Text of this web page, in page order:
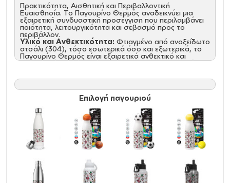
Πρακτικότητα, Αισθητική και Περιβαλλοντική
Ευαισθησία. Το Παγουρίνο Θερμός αναδεικνύει μια
εξαιρετική συνδυαστική προσέγγιση που περιλαμβάνει
ποιότητα, λειτουργικότητα και σεβασμό προς το
περιβάλλον.
Υλικό και Ανθεκτικότητα: Φτιαγμένο από ανοξείδωτο
ατσάλι (304), τόσο εσωτερικά όσο και εξωτερικά, το
Παγουρίνο Θερμός είναι εξαιρετικά ανθεκτικό και
απαλλαγμένο από ουσίες BPA. Αυτή η επιλογή υλικών
εξασφαλίζει μακροχρόνια αξιοπιστία.\
διπλό τοίχωμα και κενό αέρος διατηρεί τα ροφήματα
κρύα για 24 ώρες και ζεστά για 12 ώρες. Η θερμοκρασία
δεν μεταφέρεται στο εξωτερικό τοίχωμα, χαρίζοντας
άνετο κράτημα και απόλαυση.
Στεγανότητα και Εργονομία:Το βιδωτό καπάκι με
αεροστεγές κλείσιμο διασφαλίζει 100% στεγανότητα,
ενώ η εργονομική σχεδίαση κάνει τη χρήση εύκολη και
άνετη.
Φιλοπεριβαλλοντική Συνείδηση:Το Παγουρίνο
το περιβάλλον. Η ανακυκλώσιμη κατασκευή του και η
απουσία ουσιών BPA το καθιστούν μια επιλογή με
σεβασμό στη φύση.
Επιλογή παγουριού